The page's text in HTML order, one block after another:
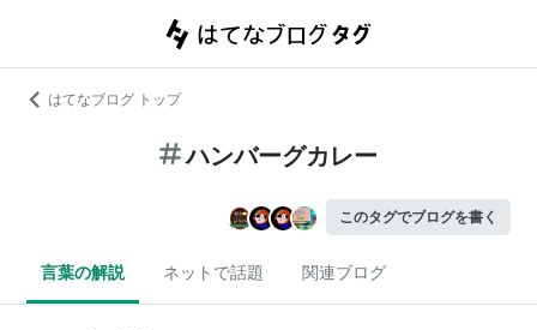
はてなブログ トップ
ハンバーグカレー
このタグでブログを書く
言葉の解説 ネットで話題 関連ブログ